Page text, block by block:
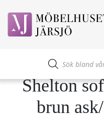
Produktsökning
Shelton
brun